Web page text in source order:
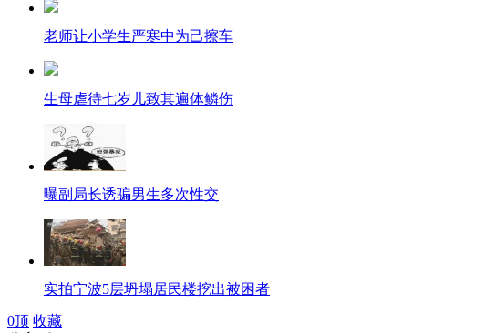
老师让小学生严寒中为己擦车
生母虐待七岁儿致其遍体鳞伤
曝副局长诱骗男生多次性交
实拍宁波5层坍塌居民楼挖出被困者
0顶 收藏